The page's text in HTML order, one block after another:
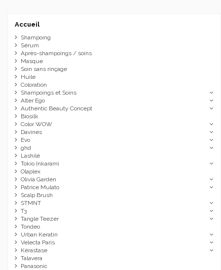
Accueil
Shampoing
Sérum
Après-shampoings / soins
Masque
Soin sans rinçage
Huile
Coloration
Shampoings et Soins
Alter Ego
Authentic Beauty Concept
Biosilk
Color WOW
Davines
Evo
ghd
Lashilé
Tokio Inkarami
Olaplex
Olivia Garden
Patrice Mulato
Scalp Brush
STMNT
T3
Tangle Teezer
Tondeo
Urban Keratin
Velecta Paris
Kérastase
Talavera
Panasonic